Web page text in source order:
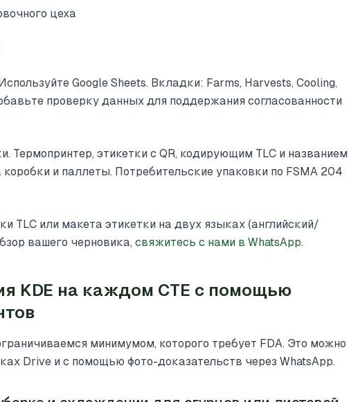
цеха
Google Sheets. Вкладки: Farms, Harvests, Cooling,
проверку данных для поддержания согласованности
Термопринтер, этикетки с QR, кодирующим TLC и названием
коробки и паллеты. Потребительские упаковки по FSMA 204
TLC или макета этикетки на двух языках (английский/
вашего черновика, свяжитесь с нами в WhatsApp.
KDE на каждом CTE с помощью
минимумом, которого требует FDA. Это можно
Drive и с помощью фото-доказательств через WhatsApp.